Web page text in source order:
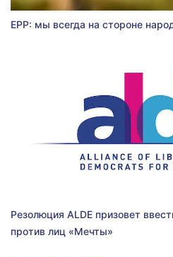
EPP: мы всегда на стороне
Резолюция ALDE призовет
против лиц «Мечты»